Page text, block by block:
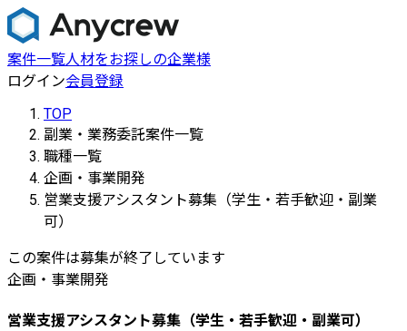
案件一覧人材をお探しの企業様
ログイン会員登録
TOP
副業・業務委託案件一覧
職種一覧
企画・事業開発
営業支援アシスタント募集（学生・若手歓迎・副業
可）
この案件は募集が終了しています
企画・事業開発
営業支援アシスタント募集（学生・若手歓迎・副業可）